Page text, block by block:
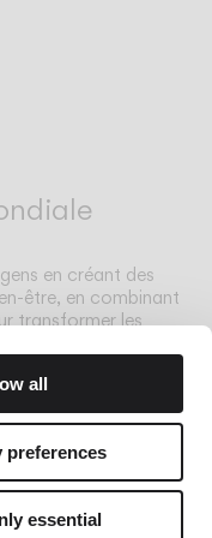
all
preferences
essential
en créant des
être, en combinant
transformer les